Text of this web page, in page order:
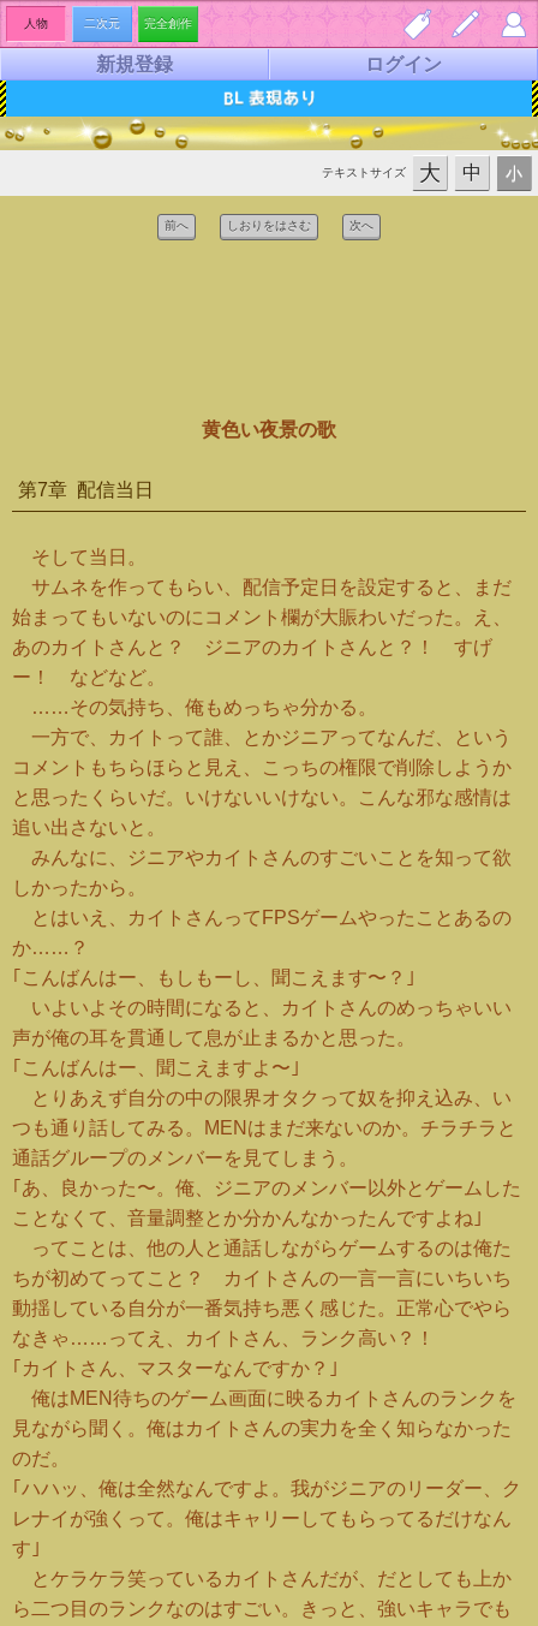
人物 二次元 完全創作
しお
り一
覧
説を
書く
ペー
新規登録 ログイン
小
中
大
テキストサイズ
前へ しおりをはさむ 次へ
黄色い夜景の歌
第7章 配信当日
そして当日。
サムネを作ってもらい、配信予定日を設定すると、まだ
始まってもいないのにコメント欄が大賑わいだった。え、
あのカイトさんと？ ジニアのカイトさんと？！ すげ
ー！ などなど。
……その気持ち、俺もめっちゃ分かる。
一方で、カイトって誰、とかジニアってなんだ、という
コメントもちらほらと見え、こっちの権限で削除しようか
と思ったくらいだ。いけないいけない。こんな邪な感情は
追い出さないと。
みんなに、ジニアやカイトさんのすごいことを知って欲
しかったから。
とはいえ、カイトさんってFPSゲームやったことあるの
か……？
｢こんばんはー、もしもーし、聞こえます〜？｣
いよいよその時間になると、カイトさんのめっちゃいい
声が俺の耳を貫通して息が止まるかと思った。
｢こんばんはー、聞こえますよ〜｣
とりあえず自分の中の限界オタクって奴を抑え込み、い
つも通り話してみる。MENはまだ来ないのか。チラチラと
通話グループのメンバーを見てしまう。
｢あ、良かった〜。俺、ジニアのメンバー以外とゲームした
ことなくて、音量調整とか分かんなかったんですよね｣
ってことは、他の人と通話しながらゲームするのは俺た
ちが初めてってこと？ カイトさんの一言一言にいちいち
動揺している自分が一番気持ち悪く感じた。正常心でやら
なきゃ……ってえ、カイトさん、ランク高い？！
｢カイトさん、マスターなんですか？｣
俺はMEN待ちのゲーム画面に映るカイトさんのランクを
見ながら聞く。俺はカイトさんの実力を全く知らなかった
のだ。
｢ハハッ、俺は全然なんですよ。我がジニアのリーダー、ク
レナイが強くって。俺はキャリーしてもらってるだけなん
す｣
とケラケラ笑っているカイトさんだが、だとしても上か
ら二つ目のランクなのはすごい。きっと、強いキャラでも